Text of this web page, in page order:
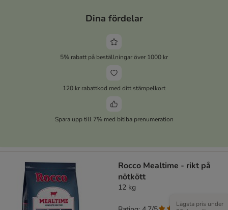
Dina fördelar
5% rabatt på beställningar över 1000 kr
120 kr rabattkod med ditt stämpelkort
Spara upp till 7% med bitiba prenumeration
Rocco Mealtime - rikt på
nötkött
12 kg
Lägsta pris under